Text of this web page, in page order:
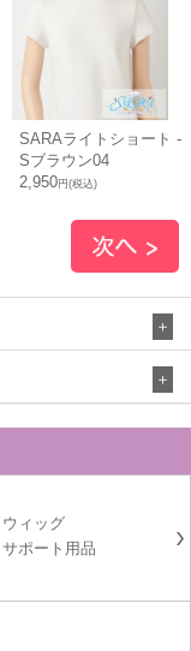
SARAライトショート -
Sブラウン04
2,950円(税込)
ウィッグ
サポート用品